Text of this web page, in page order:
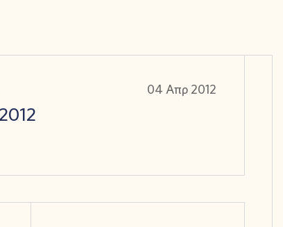
04 Απρ 2012